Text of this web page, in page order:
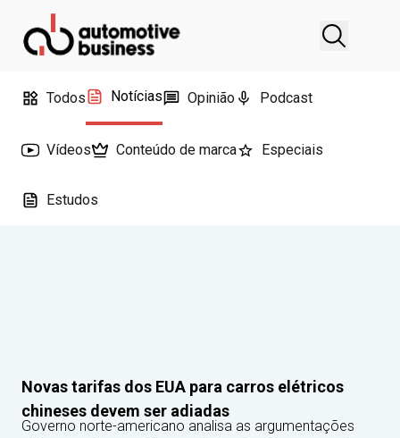
Todos Notícias Opinião Podcast
Vídeos Conteúdo de marca Especiais
Estudos
Novas tarifas dos EUA para carros elétricos
chineses devem ser adiadas
Governo norte-americano analisa as argumentações